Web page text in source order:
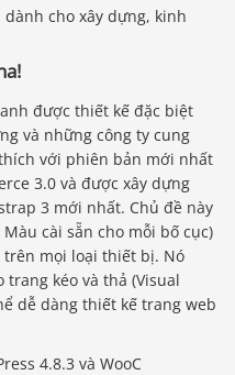
được thiết kế đặc biệt
và những công ty cung
với phiên bản mới nhất
3.0 và được xây dựng
3 mới nhất. Chủ đề này
cài sẵn cho mỗi bố cục)
trên mọi loại thiết bị. Nó
kéo và thả (Visual
dễ dàng thiết kế trang web
4.8.3 và WooC